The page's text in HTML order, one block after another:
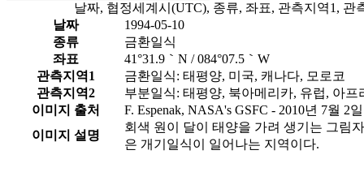
날짜, 협정세계시(UTC), 종류, 좌표, 관측지역1,
날짜
1994-05-10
종류
금환일식
좌표
41°31.9｀N / 084°07.5｀W
관측지역1
금환일식: 태평양, 미국, 캐나다, 모로코
관측지역2
부분일식: 태평양, 북아메리카, 유럽, 아프
이미지 출처
F. Espenak, NASA's GSFC - 2010년 7월 2일
이미지 설명
회색 원이 달이 태양을 가려 생기는 그림
은 개기일식이 일어나는 지역이다.